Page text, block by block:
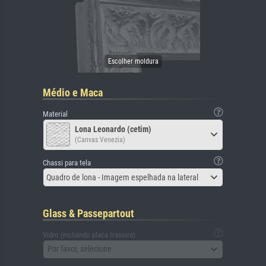
Médio e Maca
Material
Lona Leonardo (cetim)
(Canvas Venezia)
Chassi para tela
Quadro de lona - Imagem espelhada na lateral
Glass & Passepartout
Vidro (incluindo placa traseira)
Por favor, selecione